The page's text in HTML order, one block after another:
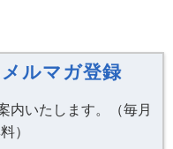
ルマガ登録
内いたします。（毎月
）